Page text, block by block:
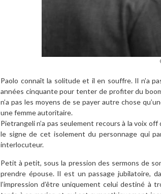
Paolo connaît la solitude et il en souffre. Il n’a
années cinquante pour tenter de profiter du
n’a pas les moyens de se payer autre chose
une femme autoritaire.
Pietrangeli n’a pas seulement recours à la voix
le signe de cet isolement du personnage qui
interlocuteur.
Petit à petit, sous la pression des sermons de
prendre épouse. Il est un passage jubilatoire,
l’impression d’être uniquement celui destiné à